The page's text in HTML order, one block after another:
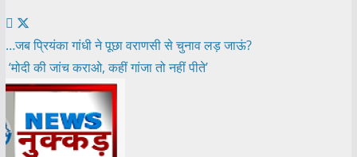
Post
navigation
…जब प्रियंका गांधी ने पूछा वराणसी से चुनाव लड़ जाऊं?
‘मोदी की जांच कराओ, कहीं गांजा तो नहीं पीते’